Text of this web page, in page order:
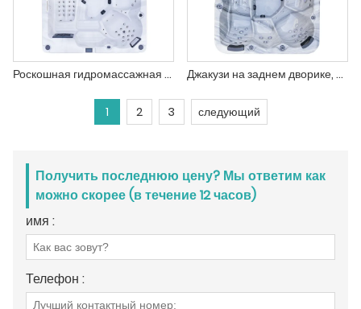
Роскошная гидромассажная ванна на открытом воздухе на 6 человек Бальбоа Геккон Спа Джакузи на заднем дворике, садовая ванна на 5 человек
1 2 3 следующий
Получить последнюю цену? Мы ответим как
можно скорее (в течение 12 часов)
имя :
Телефон :